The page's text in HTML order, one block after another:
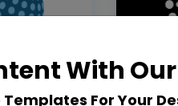
With
For Your